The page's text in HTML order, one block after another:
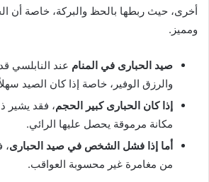
أخرى، حيث ربطها بالحظ والبركة، خاصة أن
ومميز.
صيد الحبارى في المنام عند النابلسي
والرزق الوفير، خاصة إذا كان الصيد
إذا كان الحبارى كبير الحجم، فقد يشير
مكانة مرموقة يحصل عليها الرائي.
أما إذا فشل الشخص في صيد الحبارى،
من مغامرة غير محسوبة العواقب.